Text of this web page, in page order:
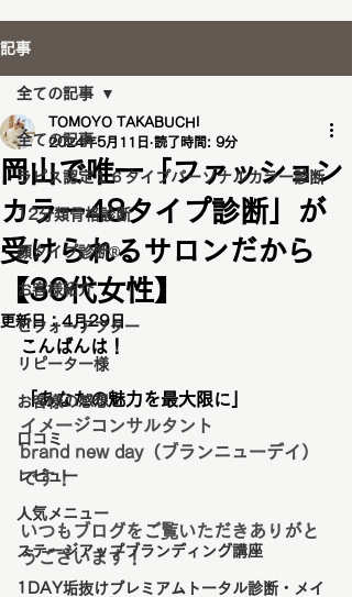
記事
全ての記事
ラピス認定１６タイプパーソナルカラー診断
12分類骨格診断
顔タイプ診断®️
お客様紹介
ビフォーアフター
リピーター様
お客様の感想
口コミ
レビュー
人気メニュー
ステージアップブランディング講座
1DAY垢抜けプレミアムトータル診断・メイ
全ての記事
岡山で唯一「ファッション
カラー48タイプ診断」が
受けられるサロンだから
【30代女性】
TOMOYO TAKABUCHI
2024年5月11日 読了時間: 9分
更新日：4月29日
こんばんは！
「あなたの魅力を最大限に」
イメージコンサルタント
brand new day（ブランニューデイ）
です！
いつもブログをご覧いただきありがと
うございます！